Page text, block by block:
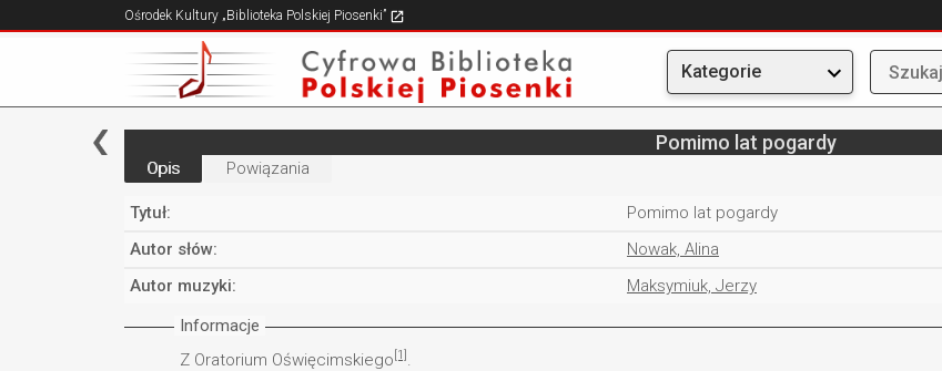
Ośrodek Kultury „Biblioteka Polskiej Piosenki”
Kategorie
Pomimo lat pogardy
Opis Powiązania
Tytuł:
Pomimo lat pogardy
Autor słów:
Nowak, Alina
Autor muzyki:
Maksymiuk, Jerzy
Informacje
Z Oratorium Oświęcimskiego [1] .